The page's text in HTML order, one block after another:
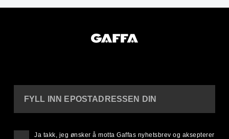
FYLL INN EPOSTADRESSEN DIN
Ja takk, jeg ønsker å motta Gaffas nyhetsbrev og aksepterer